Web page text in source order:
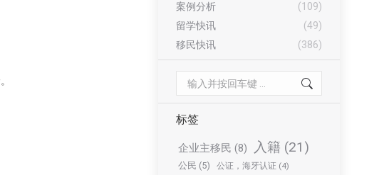
案例分析
(109)
留学快讯
(49)
移民快讯
(386)
Search:
标签
企业主移民 (8) 入籍 (21)
公民 (5) 公证，海牙认证 (4)